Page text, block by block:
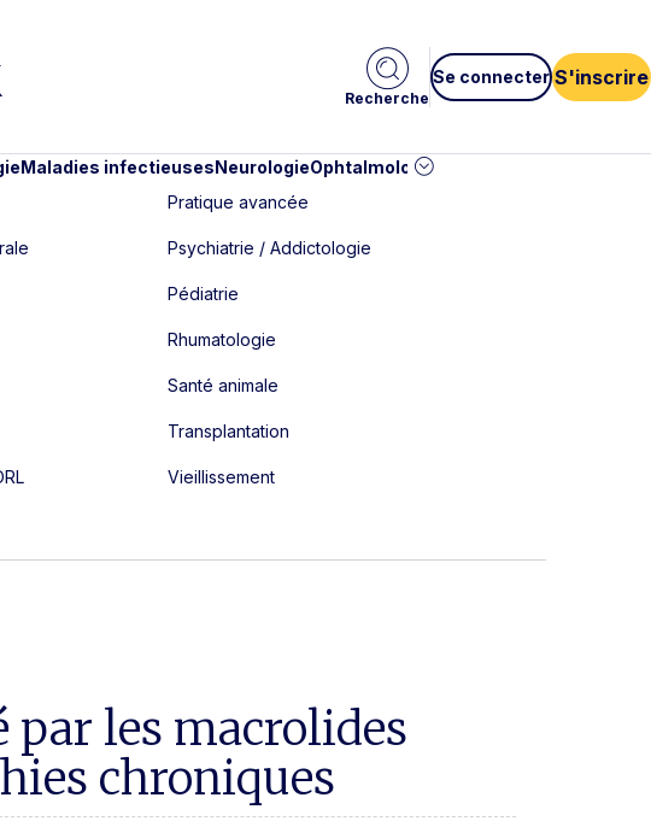
Recherche
Se connecter S'inscrire
Maladies infectieusesNeurologieOphtalmologie
Pratique avancée
Psychiatrie / Addictologie
Pédiatrie
Rhumatologie
Santé animale
Transplantation
Vieillissement
les macrolides
chroniques